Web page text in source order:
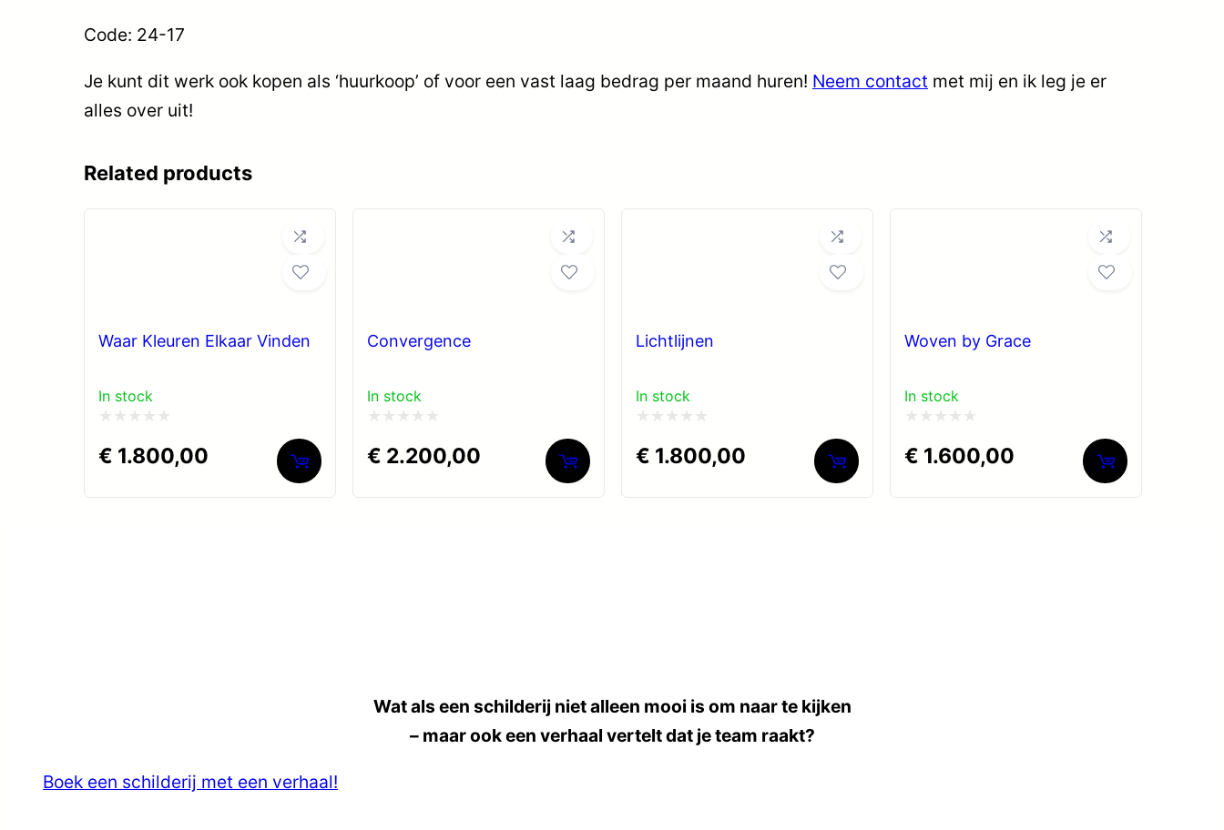
Code: 24-17
Je kunt dit werk ook kopen als ‘huurkoop’ of voor een vast laag bedrag per maand huren! Neem contact met mij en ik leg je er
alles over uit!
Related products
Waar Kleuren Elkaar Vinden
In stock
0
€ 1.800,00
Convergence
In stock
0
€ 2.200,00
Lichtlijnen
In stock
0
€ 1.800,00
Woven by Grace
In stock
0
€ 1.600,00
Wat als een schilderij niet alleen mooi is om naar te kijken
– maar ook een verhaal vertelt dat je team raakt?
Boek een schilderij met een verhaal!